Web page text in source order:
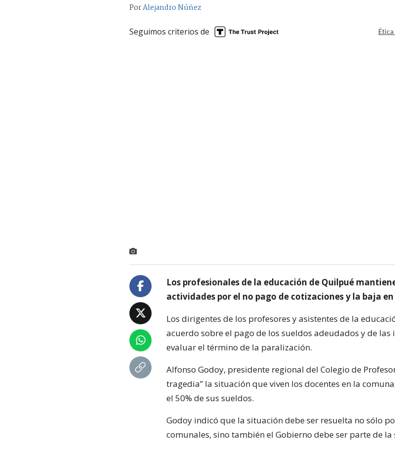
PorAlejandro Núñez
Seguimos criterios de
Los profesionales de la educación de Quilpué
actividades por el no pago de cotizaciones y la baja
Los dirigentes de los profesores y asistentes de la
acuerdo sobre el pago de los sueldos adeudados y de las
evaluar el término de la paralización.
Alfonso Godoy, presidente regional del Colegio de
tragedia” la situación que viven los docentes en la
el 50% de sus sueldos.
Godoy indicó que la situación debe ser resuelta no sólo
comunales, sino también el Gobierno debe ser parte de la